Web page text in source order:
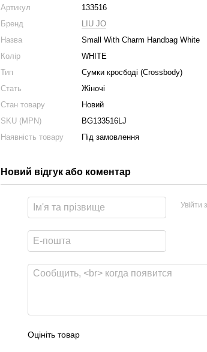
Артикул
133516
Бренд
LIU JO
Назва
Small With Charm Handbag White
Колір
WHITE
Тип
Сумки кросбоді (Crossbody)
Стать
Жіночі
Стан товару
Новий
SKU (MPN)
BG133516LJ
Наявність товару
Під замовлення
Новий відгук або коментар
Увійти
Оцініть товар